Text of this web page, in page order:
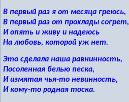
В первый раз я от месяца греюсь,
В первый раз от прохлады согрет,
И опять и живу и надеюсь
На любовь, которой уж нет.
Это сделала наша равнинность,
Посоленная белью песка,
И измятая чья-то невинность,
И кому-то родная тоска.